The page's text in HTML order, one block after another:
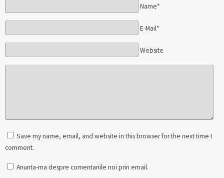
Name*
E-Mail*
Website
Save my name, email, and website in this browser for the next time I
comment.
Anunta-ma despre comentariile noi prin email.